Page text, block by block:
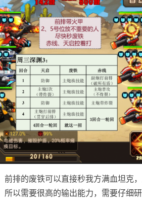
前排的废铁可以直接秒我方满血坦克
以需要很高的输出能力，需要仔细研